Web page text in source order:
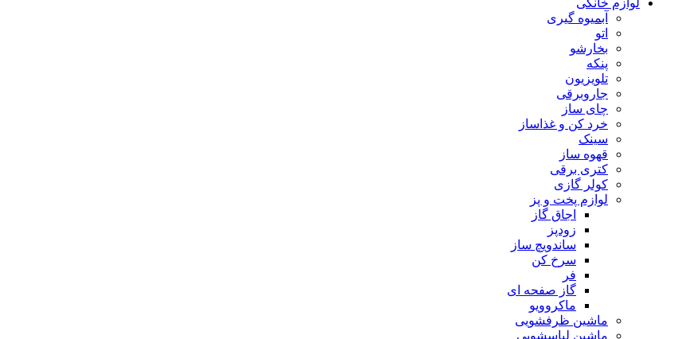
آبمیوه گیری
اتو
بخارشو
پنکه
تلویزیون
جاروبرقی
چای ساز
خرد کن و غذاساز
سینک
قهوه ساز
کتری برقی
کولر گازی
لوازم پخت و پز
اجاق گاز
زودپز
ساندویچ ساز
سرخ کن
فر
گاز صفحه ای
ماکروویو
ماشین ظرفشویی
ماشین لباسشویی